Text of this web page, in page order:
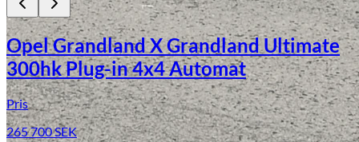
Laga stenskott
Opel Grandland X Grandland Ultimate
300hk Plug-in 4x4 Automat
Pris
265 700SEK